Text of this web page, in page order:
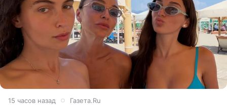
15 часов назад Газета.Ru